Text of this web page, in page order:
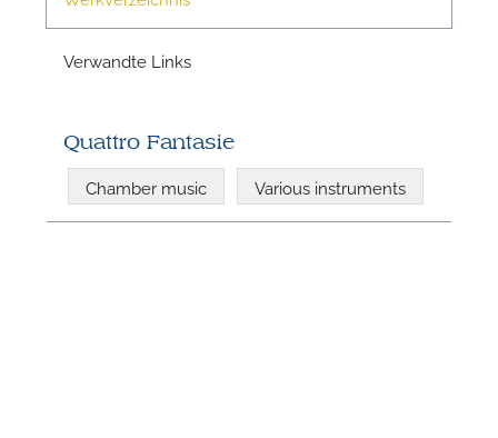
Verwandte Links
Quattro Fantasie
Chamber music Various instruments